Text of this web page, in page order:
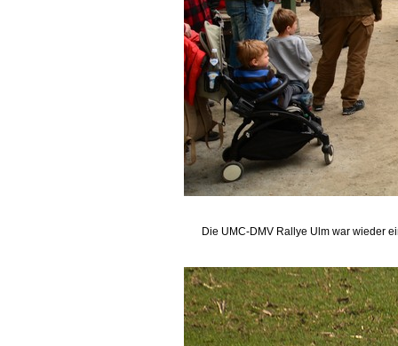
Die UMC-DMV Rallye Ulm war wieder